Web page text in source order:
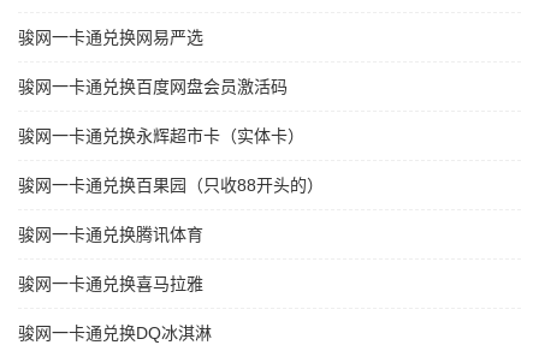
骏网一卡通兑换网易严选
骏网一卡通兑换百度网盘会员激活码
骏网一卡通兑换永辉超市卡（实体卡）
骏网一卡通兑换百果园（只收88开头的）
骏网一卡通兑换腾讯体育
骏网一卡通兑换喜马拉雅
骏网一卡通兑换DQ冰淇淋